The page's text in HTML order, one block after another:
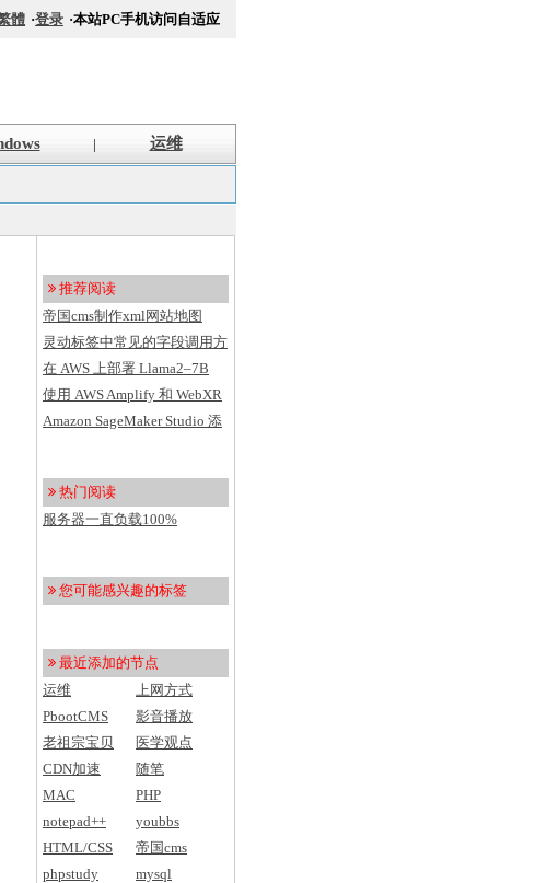
體 ·登录 ·本站PC手机访问自适应
| 运维
推荐阅读
帝国cms制作xml网站地图
sitemap方法
灵动标签中常见的字段调用方
法汇总
在 AWS 上部署 Llama2–7B
使用 AWS Amplify 和 WebXR
创建具有用户洞察的 VR 应用
Amazon SageMaker Studio 添
了用户入门
热门阅读
服务器一直负载100%
您可能感兴趣的标签
最近添加的节点
运维
PbootCMS
老祖宗宝贝
CDN加速
MAC
notepad++
HTML/CSS
phpstudy
上网方式
影音播放
医学观点
随笔
PHP
youbbs
帝国cms
mysql